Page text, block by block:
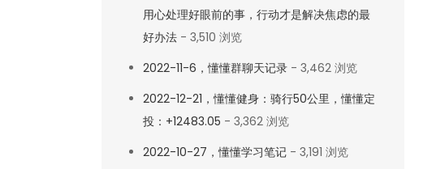
用心处理好眼前的事，行动才是解决焦虑的最
好办法- 3,510 浏览
2022-11-6，懂懂群聊天记录- 3,462 浏览
2022-12-21，懂懂健身：骑行50公里，懂懂定
投：+12483.05 - 3,362 浏览
2022-10-27，懂懂学习笔记- 3,191 浏览